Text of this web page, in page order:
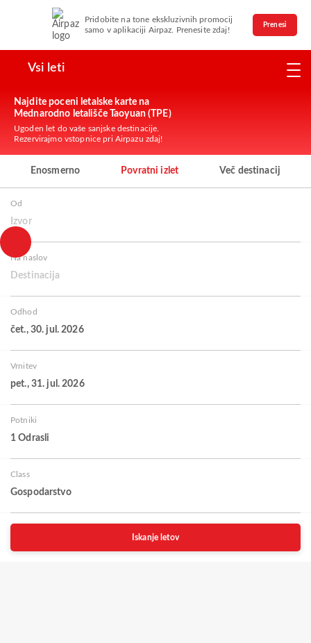
Pridobite na tone ekskluzivnih promocij
samo v aplikaciji Airpaz. Prenesite zdaj!
Prenesi
Vsi leti
Najdite poceni letalske karte na
Mednarodno letališče Taoyuan (TPE)
Ugoden let do vaše sanjske destinacije.
Rezervirajmo vstopnice pri Airpazu zdaj!
Enosmerno Povratni izlet Več destinacij
Od
Izvor
Na naslov
Destinacija
Odhod
čet., 30. jul. 2026
Vrnitev
pet., 31. jul. 2026
Potniki
1 Odrasli
Class
Gospodarstvo
Iskanje letov